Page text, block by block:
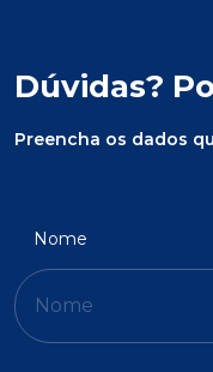
Dúvidas?
Preencha os dados
Nome